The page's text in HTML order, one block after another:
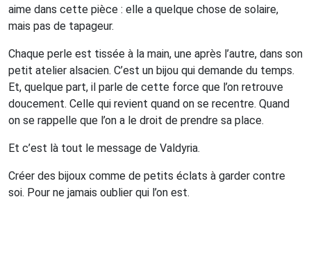
aime dans cette pièce : elle a quelque chose de solaire,
mais pas de tapageur.
Chaque perle est tissée à la main, une après l’autre, dans son
petit atelier alsacien. C’est un bijou qui demande du temps.
Et, quelque part, il parle de cette force que l’on retrouve
doucement. Celle qui revient quand on se recentre. Quand
on se rappelle que l’on a le droit de prendre sa place.
Et c’est là tout le message de Valdyria.
Créer des bijoux comme de petits éclats à garder contre
soi. Pour ne jamais oublier qui l’on est.